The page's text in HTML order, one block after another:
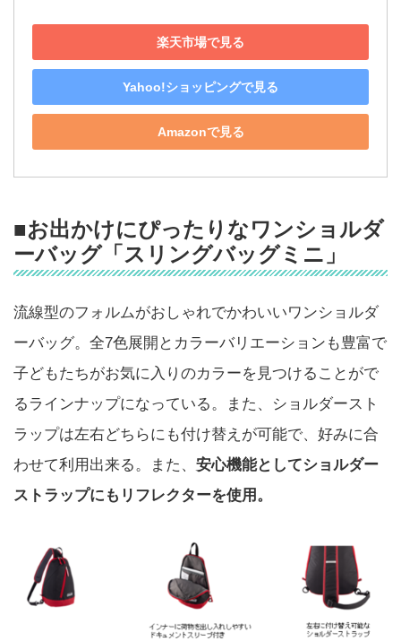
楽天市場で見る
Yahoo!ショッピングで見る
Amazonで見る
■お出かけにぴったりなワンショルダ
ーバッグ「スリングバッグミニ」
流線型のフォルムがおしゃれでかわいいワンショルダ
ーバッグ。全7色展開とカラーバリエーションも豊富で
子どもたちがお気に入りのカラーを見つけることがで
るラインナップになっている。また、ショルダースト
ラップは左右どちらにも付け替えが可能で、好みに合
わせて利用出来る。また、 安心機能としてショルダー
ストラップにもリフレクターを使用。